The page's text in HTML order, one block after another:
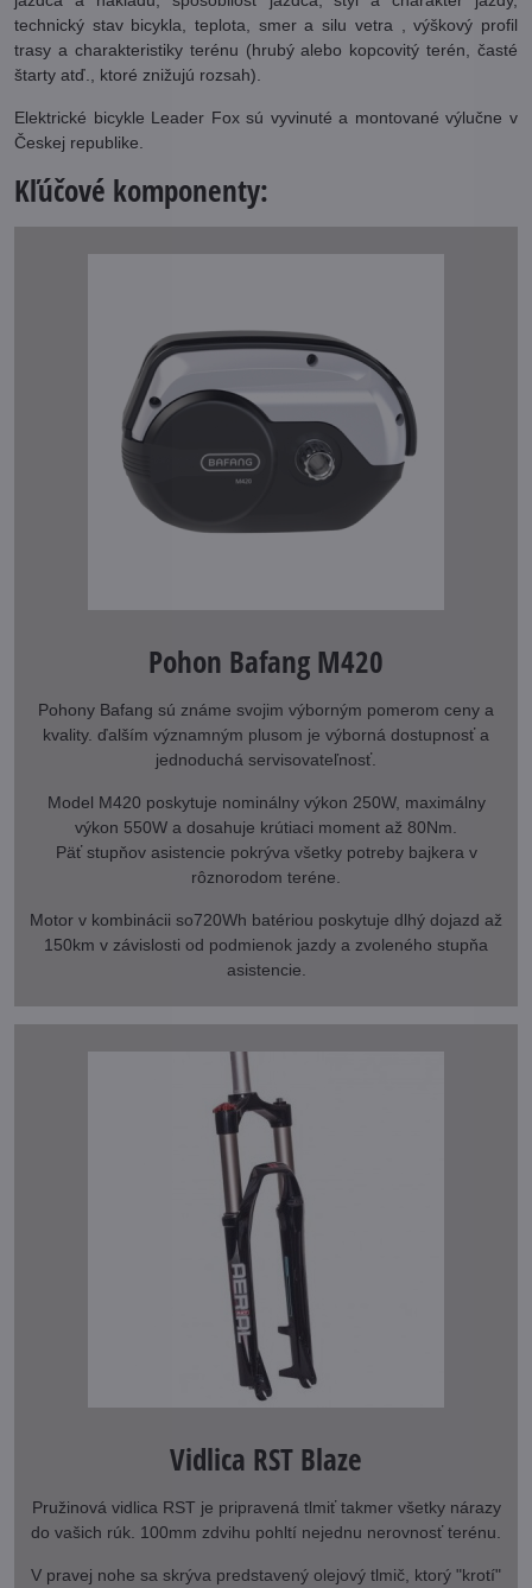
technický stav bicykla, teplota, smer a silu vetra , výškový profil
trasy a charakteristiky terénu (hrubý alebo kopcovitý terén, časté
štarty atď., ktoré znižujú rozsah).
Elektrické bicykle Leader Fox sú vyvinuté a montované výlučne v
Českej republike.
Kľúčové komponenty:
Pohon Bafang M420
Pohony Bafang sú známe svojim výborným pomerom ceny a
kvality. ďalším významným plusom je výborná dostupnosť a
jednoduchá servisovateľnosť.
Model M420 poskytuje nominálny výkon 250W, maximálny
výkon 550W a dosahuje krútiaci moment až 80Nm.
Päť stupňov asistencie pokrýva všetky potreby bajkera v
rôznorodom teréne.
Motor v kombinácii so720Wh batériou poskytuje dlhý dojazd až
150km v závislosti od podmienok jazdy a zvoleného stupňa
asistencie.
Vidlica RST Blaze
Pružinová vidlica RST je pripravená tlmiť takmer všetky nárazy
do vašich rúk. 100mm zdvihu pohltí nejednu nerovnosť terénu.
V pravej nohe sa skrýva predstavený olejový tlmič, ktorý "krotí"